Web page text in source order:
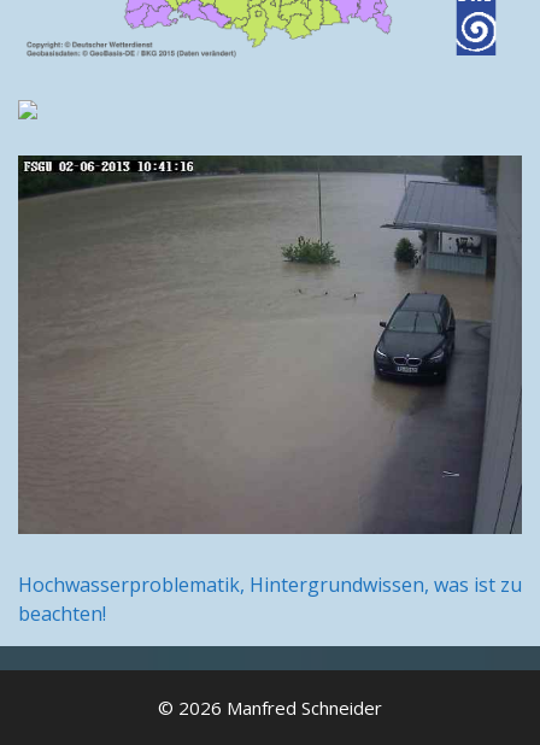
Hochwasserproblematik, Hintergrundwissen, was ist zu
beachten!
© 2026 Manfred Schneider